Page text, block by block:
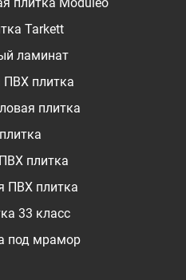
Tarkett
ламинат
плитка
плитка
плитка
ПВХ плитка
33 класс
под мрамор